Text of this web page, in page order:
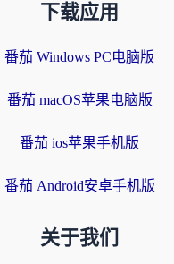
下载应用
番茄 Windows PC电脑版
番茄 macOS苹果电脑版
番茄 ios苹果手机版
番茄 Android安卓手机版
关于我们